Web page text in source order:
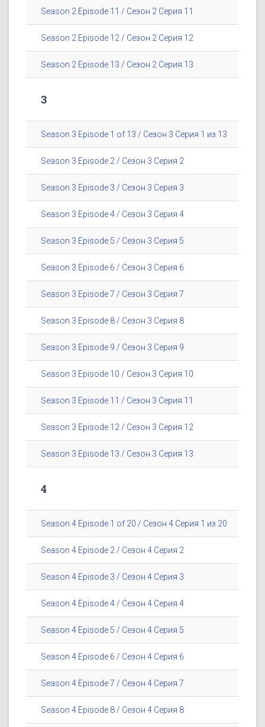
Season 2 Episode 11 / Сезон 2 Серия 11
Season 2 Episode 12 / Сезон 2 Серия 12
Season 2 Episode 13 / Сезон 2 Серия 13
3
Season 3 Episode 1 of 13 / Сезон 3 Серия 1 из 13
Season 3 Episode 2 / Сезон 3 Серия 2
Season 3 Episode 3 / Сезон 3 Серия 3
Season 3 Episode 4 / Сезон 3 Серия 4
Season 3 Episode 5 / Сезон 3 Серия 5
Season 3 Episode 6 / Сезон 3 Серия 6
Season 3 Episode 7 / Сезон 3 Серия 7
Season 3 Episode 8 / Сезон 3 Серия 8
Season 3 Episode 9 / Сезон 3 Серия 9
Season 3 Episode 10 / Сезон 3 Серия 10
Season 3 Episode 11 / Сезон 3 Серия 11
Season 3 Episode 12 / Сезон 3 Серия 12
Season 3 Episode 13 / Сезон 3 Серия 13
4
Season 4 Episode 1 of 20 / Сезон 4 Серия 1 из 20
Season 4 Episode 2 / Сезон 4 Серия 2
Season 4 Episode 3 / Сезон 4 Серия 3
Season 4 Episode 4 / Сезон 4 Серия 4
Season 4 Episode 5 / Сезон 4 Серия 5
Season 4 Episode 6 / Сезон 4 Серия 6
Season 4 Episode 7 / Сезон 4 Серия 7
Season 4 Episode 8 / Сезон 4 Серия 8